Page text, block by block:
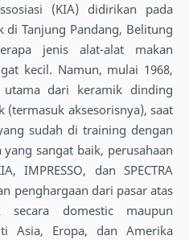
(KIA) didirikan pada
di Tanjung Pandang, Belitung
jenis alat-alat makan
kecil. Namun, mulai 1968,
dari keramik dinding
aksesorisnya), saat
sudah di training dengan
sangat baik, perusahaan
IMPRESSO, dan SPECTRA
penghargaan dari pasar atas
secara domestic maupun
Asia, Eropa, dan Amerika